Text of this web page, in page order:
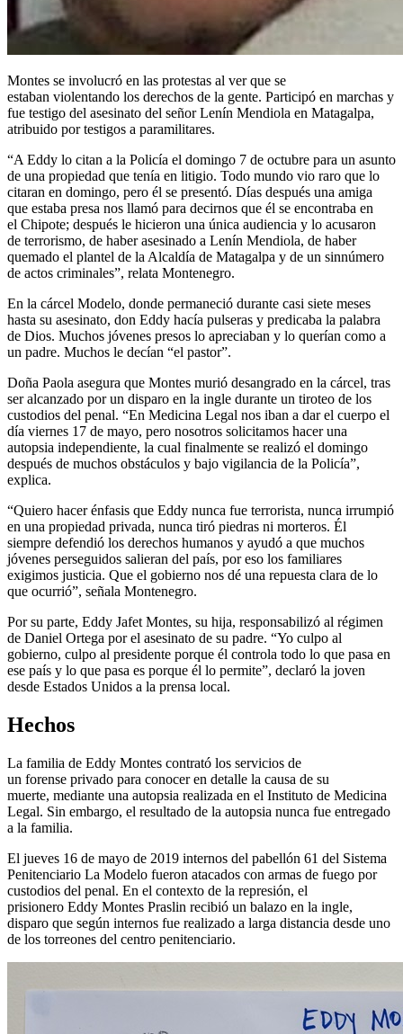
Montes se involucró en las protestas al ver que se
estaban violentando los derechos de la gente. Participó en marchas y
fue testigo del asesinato del señor Lenín Mendiola en Matagalpa,
atribuido por testigos a paramilitares.
“A Eddy lo citan a la Policía el domingo 7 de octubre para un asunto
de una propiedad que tenía en litigio. Todo mundo vio raro que lo
citaran en domingo, pero él se presentó. Días después una amiga
que estaba presa nos llamó para decirnos que él se encontraba en
el Chipote; después le hicieron una única audiencia y lo acusaron
de terrorismo, de haber asesinado a Lenín Mendiola, de haber
quemado el plantel de la Alcaldía de Matagalpa y de un sinnúmero
de actos criminales”, relata Montenegro.
En la cárcel Modelo, donde permaneció durante casi siete meses
hasta su asesinato, don Eddy hacía pulseras y predicaba la palabra
de Dios. Muchos jóvenes presos lo apreciaban y lo querían como a
un padre. Muchos le decían “el pastor”.
Doña Paola asegura que Montes murió desangrado en la cárcel, tras
ser alcanzado por un disparo en la ingle durante un tiroteo de los
custodios del penal. “En Medicina Legal nos iban a dar el cuerpo el
día viernes 17 de mayo, pero nosotros solicitamos hacer una
autopsia independiente, la cual finalmente se realizó el domingo
después de muchos obstáculos y bajo vigilancia de la Policía”,
explica.
“Quiero hacer énfasis que Eddy nunca fue terrorista, nunca irrumpió
en una propiedad privada, nunca tiró piedras ni morteros. Él
siempre defendió los derechos humanos y ayudó a que muchos
jóvenes perseguidos salieran del país, por eso los familiares
exigimos justicia. Que el gobierno nos dé una repuesta clara de lo
que ocurrió”, señala Montenegro.
Por su parte, Eddy Jafet Montes, su hija, responsabilizó al régimen
de Daniel Ortega por el asesinato de su padre. “Yo culpo al
gobierno, culpo al presidente porque él controla todo lo que pasa en
ese país y lo que pasa es porque él lo permite”, declaró la joven
desde Estados Unidos a la prensa local.
Hechos
La familia de Eddy Montes contrató los servicios de
un forense privado para conocer en detalle la causa de su
muerte, mediante una autopsia realizada en el Instituto de Medicina
Legal. Sin embargo, el resultado de la autopsia nunca fue entregado
a la familia.
El jueves 16 de mayo de 2019 internos del pabellón 61 del Sistema
Penitenciario La Modelo fueron atacados con armas de fuego por
custodios del penal. En el contexto de la represión, el
prisionero Eddy Montes Praslin recibió un balazo en la ingle,
disparo que según internos fue realizado a larga distancia desde uno
de los torreones del centro penitenciario.